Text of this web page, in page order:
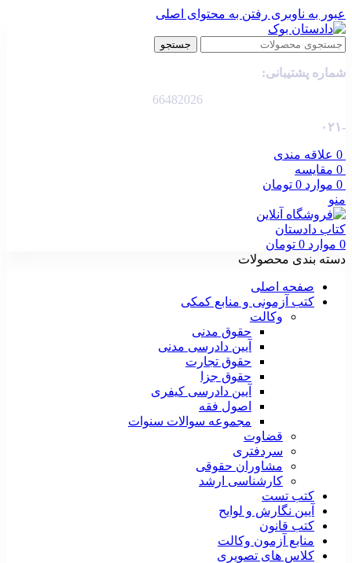
عبور به ناوبری رفتن به محتوای اصلی
جستجو
شماره پشتیبانی:
66482026
-۰۲۱
0 علاقه مندی
0 مقایسه
0 موارد 0 تومان
منو
0 موارد 0 تومان
دسته بندی محصولات
صفحه اصلی
کتب آزمونی و منابع کمکی
وکالت
حقوق مدنی
آیین دادرسی مدنی
حقوق تجارت
حقوق جزا
آیین دادرسی کیفری
اصول فقه
مجموعه سوالات سنوات
قضاوت
سردفتری
مشاوران حقوقی
کارشناسی ارشد
کتب تست
آیین نگارش و لوایح
کتب قانون
منابع آزمون وکالت
کلاس های تصویری